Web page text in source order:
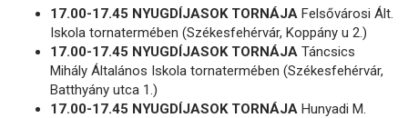
17.00-17.45 NYUGDÍJASOK TORNÁJA Felsővárosi Ált.
Iskola tornatermében (Székesfehérvár, Koppány u 2.)
17.00-17.45 NYUGDÍJASOK TORNÁJA Táncsics
Mihály Általános Iskola tornatermében (Székesfehérvár,
Batthyány utca 1.)
17.00-17.45 NYUGDÍJASOK TORNÁJA Hunyadi M.